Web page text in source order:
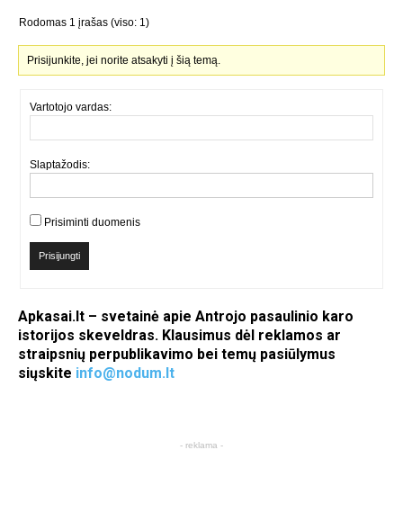
Rodomas 1 įrašas (viso: 1)
Prisijunkite, jei norite atsakyti į šią temą.
Vartotojo vardas:
Slaptažodis:
Prisiminti duomenis
Prisijungti
Apkasai.lt – svetainė apie Antrojo pasaulinio karo
istorijos skeveldras. Klausimus dėl reklamos ar
straipsnių perpublikavimo bei temų pasiūlymus
siųskite info@nodum.lt
- reklama -